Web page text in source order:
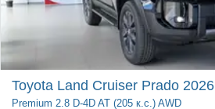
Toyota Land Cruiser Prado 2026
Premium 2.8 D-4D AT (205 к.с.) AWD